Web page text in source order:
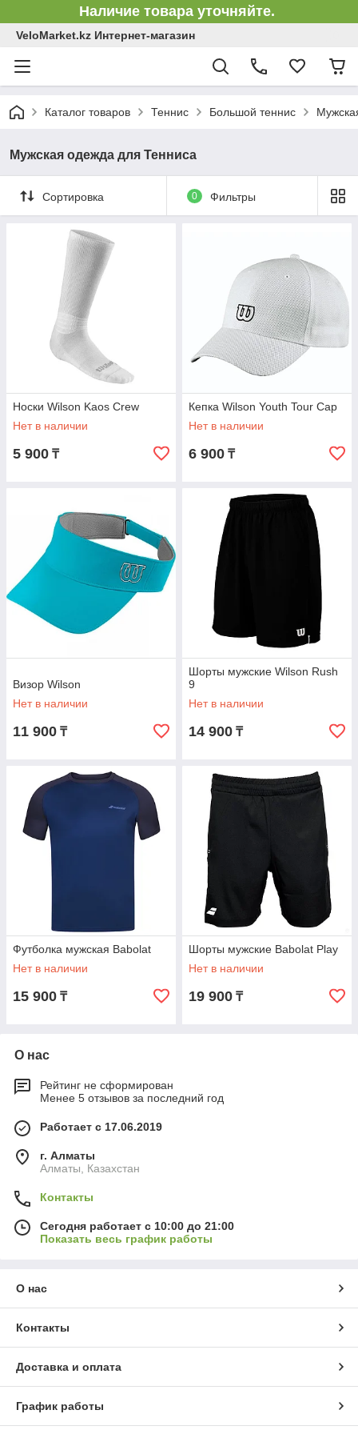
Наличие товара уточняйте.
VeloMarket.kz Интернет-магазин
Каталог товаров Теннис Большой теннис
Мужская одежда для Тенниса
Сортировка 0 Фильтры
Носки Wilson Kaos Crew
Нет в наличии
5 900 ₸
Кепка Wilson Youth Tour Cap
Нет в наличии
6 900 ₸
Визор Wilson
Нет в наличии
11 900 ₸
Шорты мужские Wilson Rush
9
Нет в наличии
14 900 ₸
Футболка мужская Babolat
Нет в наличии
15 900 ₸
Шорты мужские Babolat Play
Нет в наличии
19 900 ₸
О нас
Рейтинг не сформирован
Менее 5 отзывов за последний год
Работает с 17.06.2019
г. Алматы
Алматы, Казахстан
Контакты
Сегодня работает с 10:00 до 21:00
Показать весь график работы
О нас
Контакты
Доставка и оплата
График работы